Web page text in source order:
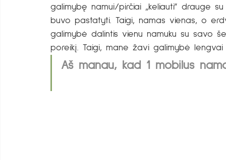
galimybę namui/pirčiai „keliauti” drauge
buvo pastatyti. Taigi, namas vienas, o
galimybė dalintis vienu namuku su savo
poreikį. Taigi, mane žavi galimybė
Aš manau, kad 1 mobilus